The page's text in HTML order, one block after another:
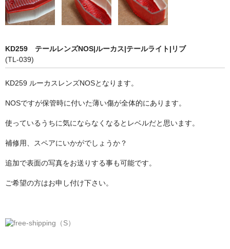
KD259 テールレンズNOS|ルーカス|テールライト|リブ
(TL-039)
KD259 ルーカスレンズNOSとなります。
NOSですが保管時に付いた薄い傷が全体的にあります。
使っているうちに気にならなくなるとレベルだと思います。
補修用、スペアにいかがでしょうか？
追加で表面の写真をお送りする事も可能です。
ご希望の方はお申し付け下さい。